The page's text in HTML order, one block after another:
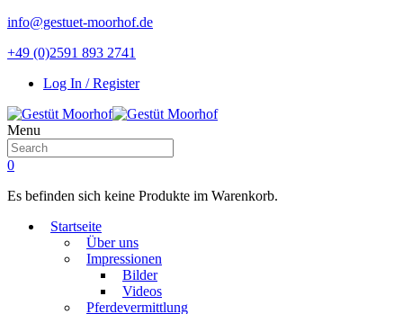
info@gestuet-moorhof.de
+49 (0)2591 893 2741
Log In / Register
Menu
0
Es befinden sich keine Produkte im Warenkorb.
Startseite
Über uns
Impressionen
Bilder
Videos
Pferdevermittlung